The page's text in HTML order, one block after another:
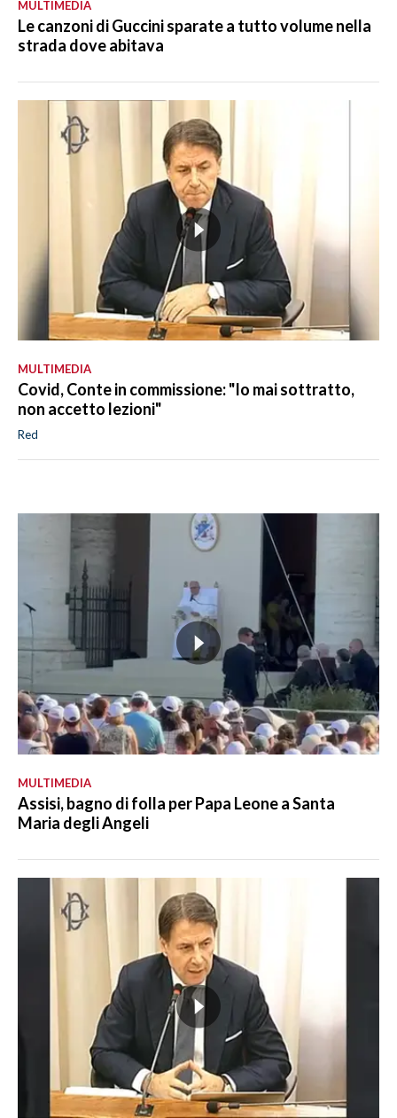
MULTIMEDIA
Le canzoni di Guccini sparate a tutto volume nella
strada dove abitava
MULTIMEDIA
Covid, Conte in commissione: "Io mai sottratto,
non accetto lezioni"
Red
MULTIMEDIA
Assisi, bagno di folla per Papa Leone a Santa
Maria degli Angeli